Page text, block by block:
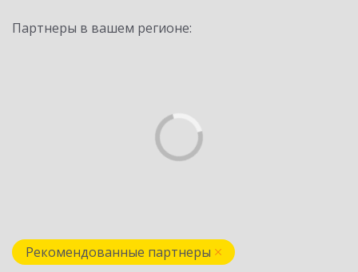
Партнеры в вашем регионе:
Рекомендованные партнеры